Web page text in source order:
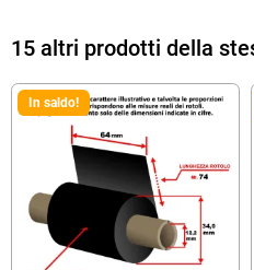
15 altri prodotti della
In saldo!